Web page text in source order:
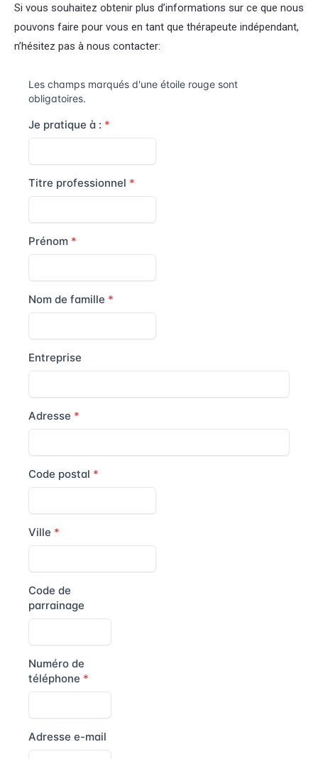
Si vous souhaitez obtenir plus d’informations sur ce que nous
pouvons faire pour vous en tant que thérapeute indépendant,
n’hésitez pas à nous contacter: